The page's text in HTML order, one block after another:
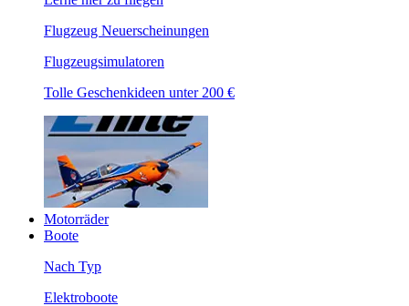
Flugzeug Neuerscheinungen
Flugzeugsimulatoren
Tolle Geschenkideen unter 200 €
Motorräder
Boote
Nach Typ
Elektroboote